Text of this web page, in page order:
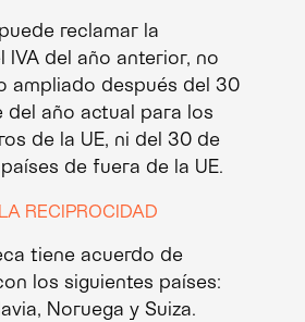
reclamar la
IVA del año anterior, no
ampliado después del 30
del año actual para los
de la UE, ni del 30 de
de fuera de la UE.
RECIPROCIDAD
tiene acuerdo de
los siguientes países:
Noruega y Suiza.